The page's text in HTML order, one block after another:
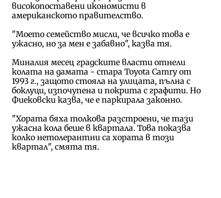
високопоставени икономисти в
американското правителство.
"Моето семейство мисли, че всичко това е
ужасно, но за мен е забавно", казва тя.
Миналия месец градските власти отнели
колата на дамата - стара Toyota Camry от
1993 г., защото стояла на улицата, пълна с
боклуци, изпочупена и покрита с графити. Но
Фиековски казва, че е паркирала законно.
"Хората бяха толкова разстроени, че тази
ужасна кола беше в квартала. Това показва
колко нетолерантни са хората в този
квартал", смята тя.